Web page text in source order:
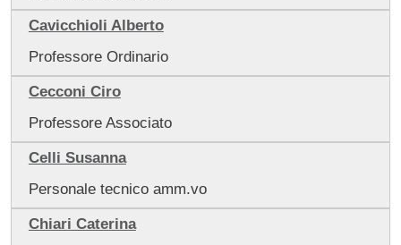
Cavicchioli Alberto
Professore Ordinario
Cecconi Ciro
Professore Associato
Celli Susanna
Personale tecnico amm.vo
Chiari Caterina